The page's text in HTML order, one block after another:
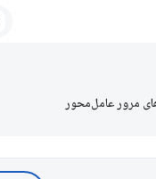
مرور عامل‌محور